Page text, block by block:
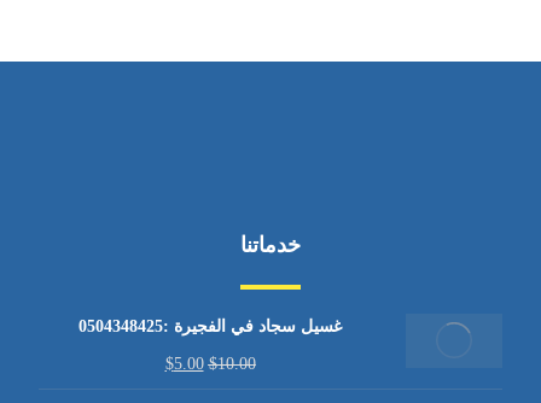
خدماتنا
غسيل سجاد في الفجيرة :0504348425
$10.00
$5.00